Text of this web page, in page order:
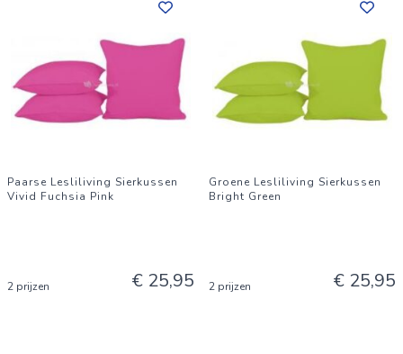
Paarse Lesliliving Sierkussen
Vivid Fuchsia Pink
2 prijzen € 25,95
Groene Lesliliving Sierkussen
Bright Green
2 prijzen € 25,95